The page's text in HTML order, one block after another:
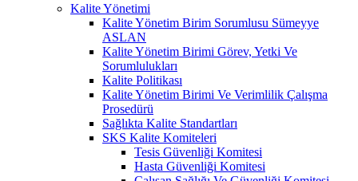
Kalite Yönetimi
Kalite Yönetim Birim Sorumlusu Sümeyye
ASLAN
Kalite Yönetim Birimi Görev, Yetki Ve
Sorumlulukları
Kalite Politikası
Kalite Yönetim Birimi Ve Verimlilik Çalışma
Prosedürü
Sağlıkta Kalite Standartları
SKS Kalite Komiteleri
Tesis Güvenliği Komitesi
Hasta Güvenliği Komitesi